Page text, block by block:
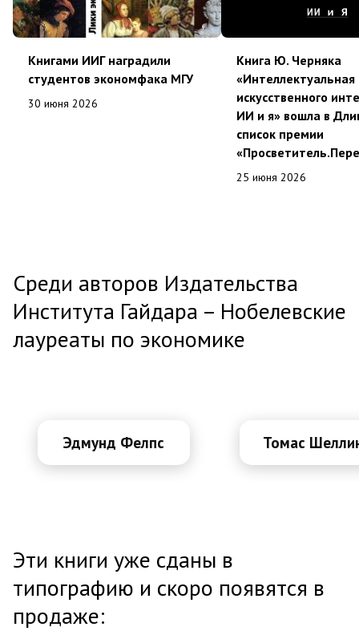
Книгами ИИГ наградили
студентов экономфака МГУ
30 июня 2026
Книга Ю. Черняка
«Интеллектуальная
искусственного
ИИ и я» вошла в
список премии
25 июня 2026
Среди авторов Издательства
Института Гайдара – Нобелевские
лауреаты по экономике
Эдмунд Фелпс Томас
Эти книги уже сданы в
типографию и скоро появятся в
продаже: